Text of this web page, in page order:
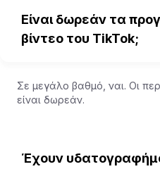
Είναι δωρεάν τα
βίντεο του TikTok;
Σε μεγάλο βαθμό, ναι. Οι
είναι δωρεάν.
Έχουν